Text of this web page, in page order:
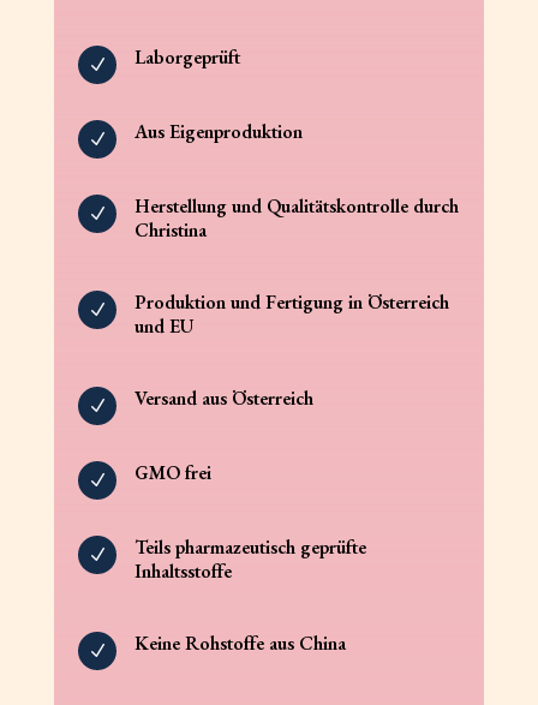
N Laborgeprüft
N Aus Eigenproduktion
N
Herstellung und Qualitätskontrolle durch
Christina
N
Produktion und Fertigung in Österreich
und EU
N Versand aus Österreich
N GMO frei
N
Teils pharmazeutisch geprüfte
Inhaltsstoffe
N Keine Rohstoffe aus China